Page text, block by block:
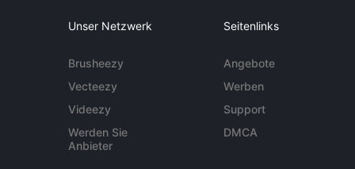
Unser Netzwerk
Brusheezy
Vecteezy
Videezy
Werden Sie
Anbieter
Seitenlinks
Angebote
Werben
Support
DMCA